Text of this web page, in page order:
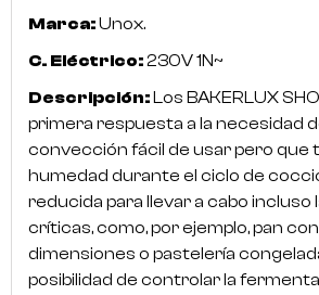
Marca:Unox.
C. Eléctrico:230V 1N~
Descripción:Los BAKERLUX
primera respuesta a la necesidad
convección fácil de usar pero que
humedad durante el ciclo de
reducida para llevar a cabo
críticas, como, por ejemplo, pan
dimensiones o pastelería
posibilidad de controlar la